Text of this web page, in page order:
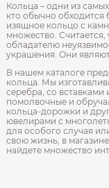
Кольца – одни из
кто обычно обходится
изящное кольцо с
множество. Считается,
обладателю
украшения. Они
В нашем каталоге
кольца. Мы
серебра, со вставками
помолвочные и
кольца-дорожки и
ювелирами с
для особого случая
свою жизнь, в
найдете множество